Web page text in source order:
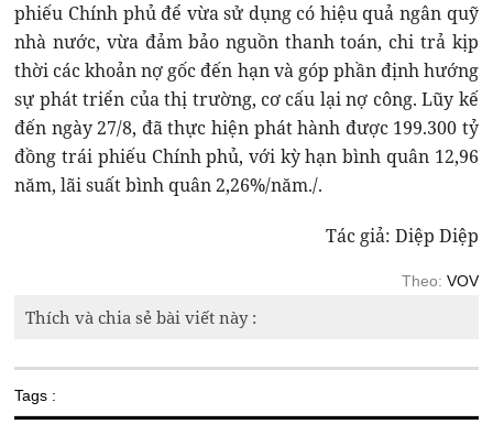
phiếu Chính phủ để vừa sử dụng có hiệu quả ngân quỹ
nhà nước, vừa đảm bảo nguồn thanh toán, chi trả kịp
thời các khoản nợ gốc đến hạn và góp phần định hướng
sự phát triển của thị trường, cơ cấu lại nợ công. Lũy kế
đến ngày 27/8, đã thực hiện phát hành được 199.300 tỷ
đồng trái phiếu Chính phủ, với kỳ hạn bình quân 12,96
năm, lãi suất bình quân 2,26%/năm./.
Tác giả: Diệp Diệp
Theo: VOV
Thích và chia sẻ bài viết này :
Tags :